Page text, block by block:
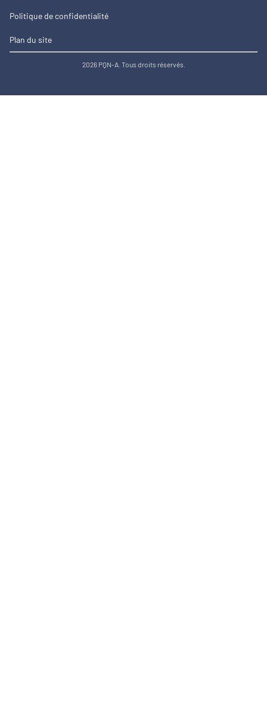
Politique de confidentialité
Plan du site
2026 PQN-A. Tous droits réservés.